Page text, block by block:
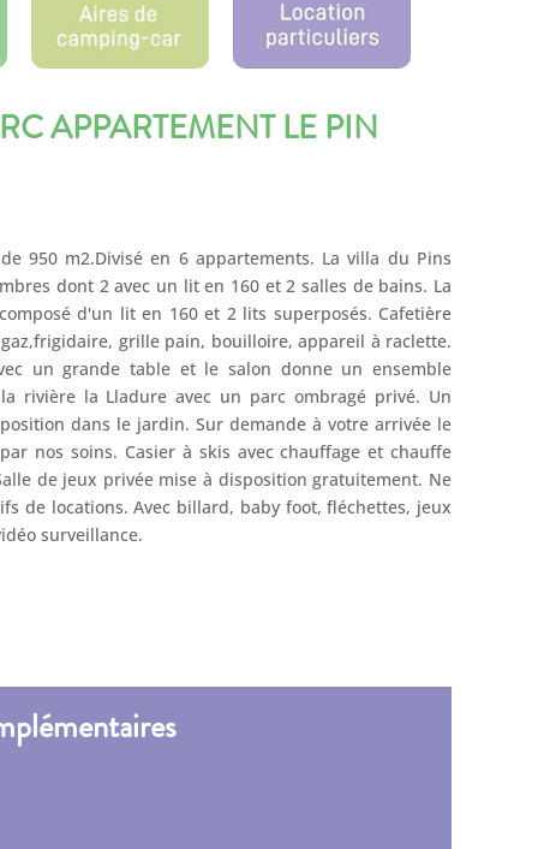
APPARTEMENT LE PIN
950 m2.Divisé en 6 appartements. La villa du Pins
dont 2 avec un lit en 160 et 2 salles de bains. La
d'un lit en 160 et 2 lits superposés. Cafetière
grille pain, bouilloire, appareil à raclette.
un grande table et le salon donne un ensemble
rivière la Lladure avec un parc ombragé privé. Un
dans le jardin. Sur demande à votre arrivée le
nos soins. Casier à skis avec chauffage et chauffe
de jeux privée mise à disposition gratuitement. Ne
de locations. Avec billard, baby foot, fléchettes, jeux
surveillance.